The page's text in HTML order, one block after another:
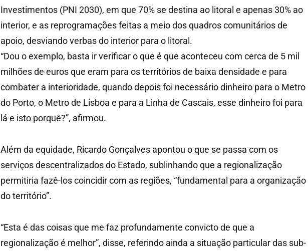
Investimentos (PNI 2030), em que 70% se destina ao litoral e apenas 30% ao
interior, e as reprogramações feitas a meio dos quadros comunitários de
apoio, desviando verbas do interior para o litoral.
“Dou o exemplo, basta ir verificar o que é que aconteceu com cerca de 5 mil
milhões de euros que eram para os territórios de baixa densidade e para
combater a interioridade, quando depois foi necessário dinheiro para o Metro
do Porto, o Metro de Lisboa e para a Linha de Cascais, esse dinheiro foi para
lá e isto porquê?”, afirmou.
Além da equidade, Ricardo Gonçalves apontou o que se passa com os
serviços descentralizados do Estado, sublinhando que a regionalização
permitiria fazê-los coincidir com as regiões, “fundamental para a organização
do território”.
“Esta é das coisas que me faz profundamente convicto de que a
regionalização é melhor”, disse, referindo ainda a situação particular das sub-